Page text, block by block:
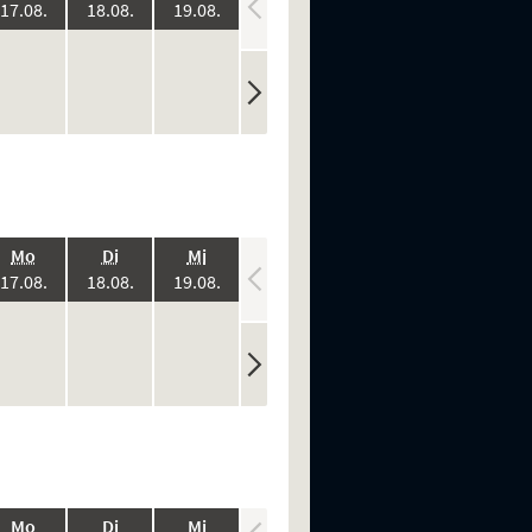
17.08.2026:18.08.2026:19.08.2026:20.08.
keine
Mo
17.08. 2026:
Di.,
18.08. 2026:
Mi.,
19.08. 2026:
keine
Mo Di.,
Mi.,